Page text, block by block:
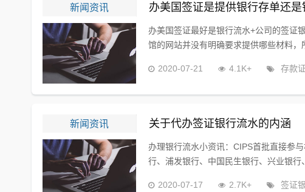
新闻资讯 办美国签证是提供银行存单还是
办美国签证最好是银行流水+公司的签证
馆的网站并没有明确要求提供哪些材料，
2020-07-21 4.1K+ 存款
新闻资讯 关于代办签证银行流水的内涵
办理银行流水小资讯：CIPS首批直接参
行、浦发银行、中国民生银行、兴业银行
2020-07-17 2.7K+ 签证